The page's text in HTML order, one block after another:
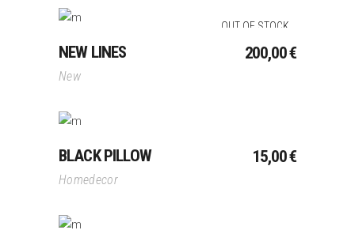
OUT OF STOCK
NEW LINES 200,00€
New
BLACK PILLOW 15,00€
Homedecor